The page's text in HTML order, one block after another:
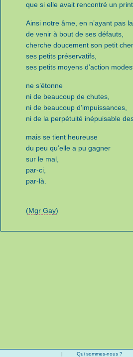
que si elle avait rencontré un
Ainsi notre âme, en n’ayant pas
de venir à bout de ses défauts,
cherche doucement son petit
ses petits préservatifs,
ses petits moyens d’action
ne s’étonne
ni de beaucoup de chutes,
ni de beaucoup d’impuissances,
ni de la perpétuité inépuisable
mais se tient heureuse
du peu qu’elle a pu gagner
sur le mal,
par-ci,
par-là.
(Mgr Gay)
| Qui sommes-nous ?